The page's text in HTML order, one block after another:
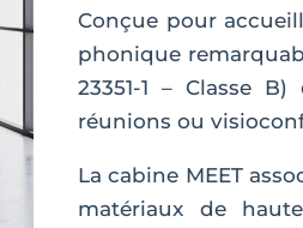
Conçue pour
phonique
23351-1 – Classe
réunions ou
La cabine MEET
matériaux de